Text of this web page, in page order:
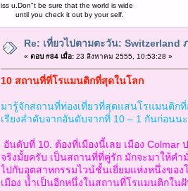
iss u.Don"t be sure that the world is wide
until you check it out by your self.
Re: เที่ยวไปตามตะวัน: Switzerland
« ตอบ #84 เมื่อ:23 สิงหาคม 2555, 10:53:28 »
10 สถานที่ที่โรแมนติกที่สุดในโลก
มารู้จักสถานที่ท่องเที่ยวที่สุดแสนโรแมนติก
เรียงลำดับจากอันดับจากที่ 10 – 1 กันก่อนน
อันดับที่ 10. ต้องที่เมืองนี้เลย เมือง Colmar
จริงมั้ยครับ เป็นสถานที่ที่คู่รัก มักจะมาให้ค
ไปกับอุตสาหกรรมไวน์ชั้นเยี่ยมแห่งหนึ่งขอ
เมือง น้ำเป็นอีกหนึ่งในสถานที่โรแมนติกใน